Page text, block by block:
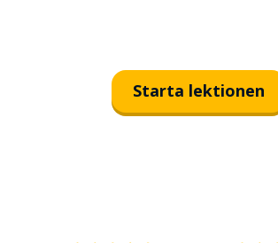
Starta lektionen